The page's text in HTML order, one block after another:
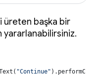
üreten başka bir
yararlanabilirsiniz.